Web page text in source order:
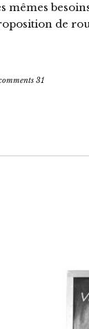
mêmes
de
31